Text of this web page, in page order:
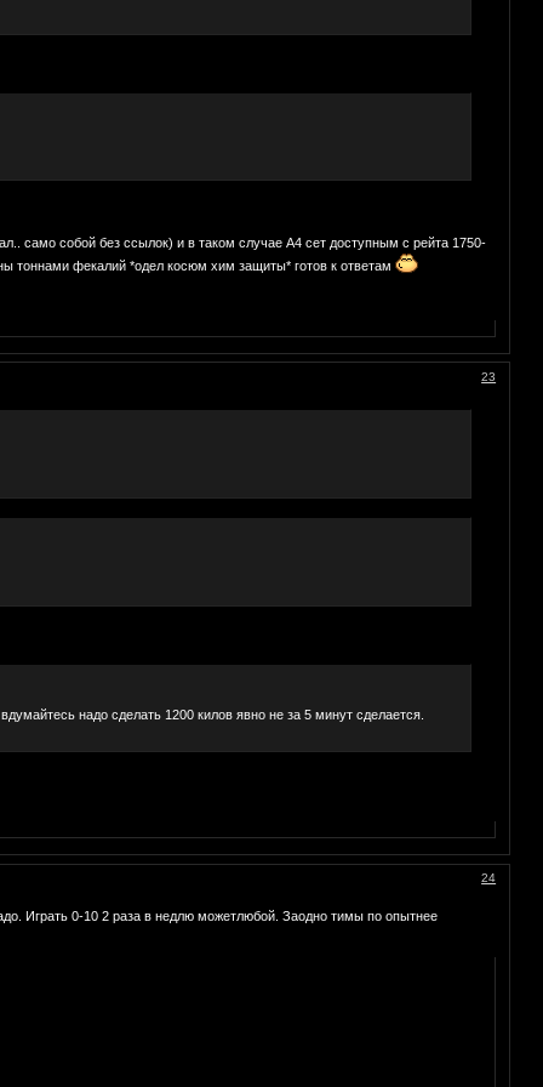
само собой без ссылок) и в таком случае А4 сет доступным с рейта 1750-
тоннами фекалий *одел косюм хим защиты* готов к ответам
23
надо сделать 1200 килов явно не за 5 минут сделается.
24
Играть 0-10 2 раза в недлю можетлюбой. Заодно тимы по опытнее